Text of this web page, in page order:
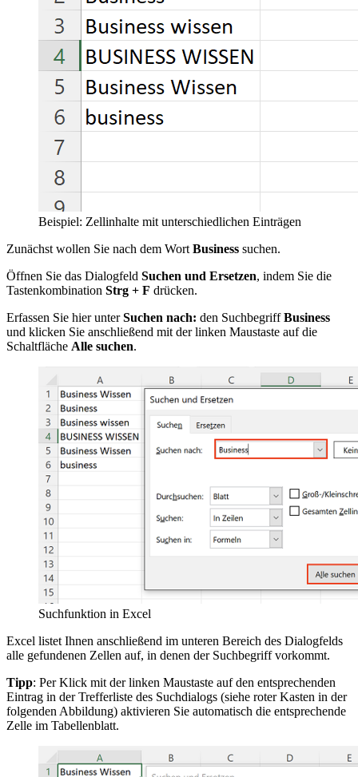
Beispiel: Zellinhalte mit unterschiedlichen Einträgen
Zunächst wollen Sie nach dem Wort Business suchen.
Öffnen Sie das Dialogfeld Suchen und Ersetzen, indem Sie die
Tastenkombination Strg + F drücken.
Erfassen Sie hier unterSuchen nach: den SuchbegriffBusiness
und klicken Sie anschließend mit der linken Maustaste auf die
Schaltfläche Alle suchen.
Suchfunktion in Excel
Excel listet Ihnen anschließend im unteren Bereich des Dialogfelds
alle gefundenen Zellen auf, in denen der Suchbegriff vorkommt.
Tipp: Per Klick mit der linken Maustaste auf den entsprechenden
Eintrag in der Trefferliste des Suchdialogs (siehe roter Kasten in der
folgenden Abbildung) aktivieren Sie automatisch die entsprechende
Zelle im Tabellenblatt.